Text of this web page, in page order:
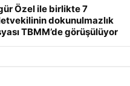
Özel ile birlikte 7
dokunulmazlık
TBMM’de görüşülüyor